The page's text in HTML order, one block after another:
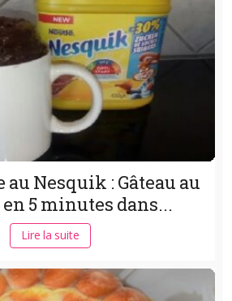
au Nesquik : Gâteau au
5 minutes dans...
Lire la suite